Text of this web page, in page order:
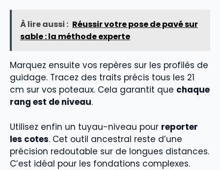
À lire aussi : Réussir votre pose de pavé sur
sable : la méthode experte
Marquez ensuite vos repères sur les profilés de
guidage. Tracez des traits précis tous les 21
cm sur vos poteaux. Cela garantit que chaque
rang est de niveau.
Utilisez enfin un tuyau-niveau pour reporter
les cotes. Cet outil ancestral reste d’une
précision redoutable sur de longues distances.
C’est idéal pour les fondations complexes.